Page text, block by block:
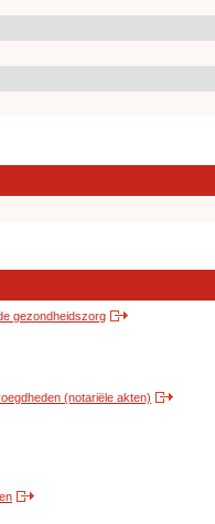
gezondheidszorg
(notariële akten)